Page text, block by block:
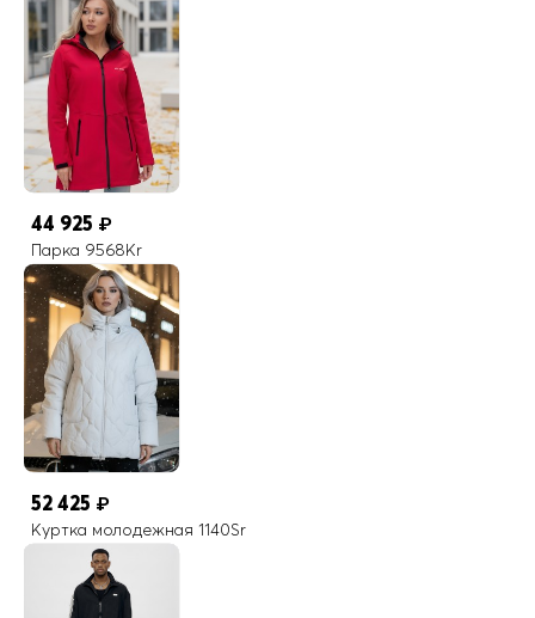
44 925 ₽
Парка 9568Kr
52 425 ₽
Куртка молодежная 1140Sr